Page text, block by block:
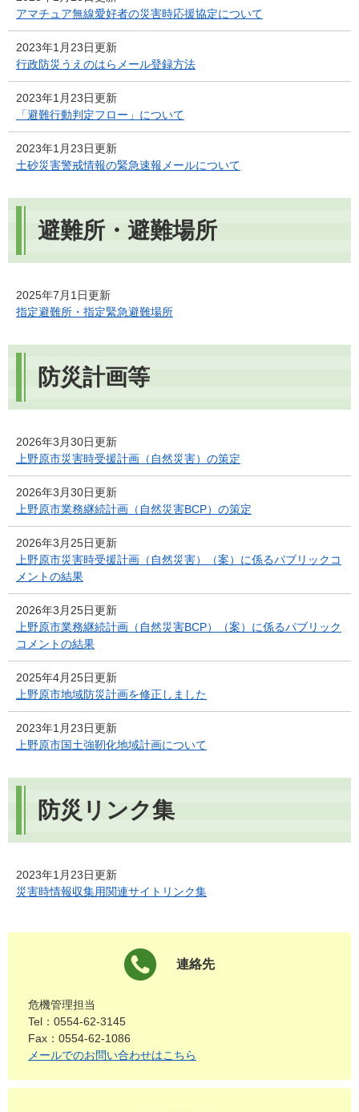
アマチュア無線愛好者の災害時応援協定について
2023年1月23日更新
行政防災うえのはらメール登録方法
2023年1月23日更新
「避難行動判定フロー」について
2023年1月23日更新
土砂災害警戒情報の緊急速報メールについて
避難所・避難場所
2025年7月1日更新
指定避難所・指定緊急避難場所
防災計画等
2026年3月30日更新
上野原市災害時受援計画（自然災害）の策定
2026年3月30日更新
上野原市業務継続計画（自然災害BCP）の策定
2026年3月25日更新
上野原市災害時受援計画（自然災害）（案）に係るパブリックコ
メントの結果
2026年3月25日更新
上野原市業務継続計画（自然災害BCP）（案）に係るパブリック
コメントの結果
2025年4月25日更新
上野原市地域防災計画を修正しました
2023年1月23日更新
上野原市国土強靭化地域計画について
防災リンク集
2023年1月23日更新
災害時情報収集用関連サイトリンク集
連絡先
危機管理担当
Tel：0554-62-3145
Fax：0554-62-1086
メールでのお問い合わせはこちら